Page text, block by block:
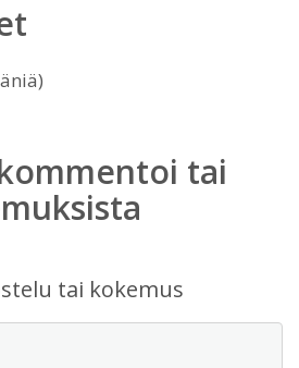
tai
tai kokemus